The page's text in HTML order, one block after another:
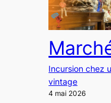
Incursion chez
vintage
4 mai 2026